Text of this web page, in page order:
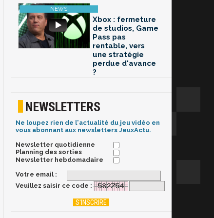
Xbox : fermeture
de studios, Game
Pass pas
rentable, vers
une stratégie
perdue d'avance
?
NEWSLETTERS
Ne loupez rien de l'actualité du jeu vidéo en
vous abonnant aux newsletters JeuxActu.
Newsletter quotidienne
Planning des sorties
Newsletter hebdomadaire
Votre email :
Veuillez saisir ce code :